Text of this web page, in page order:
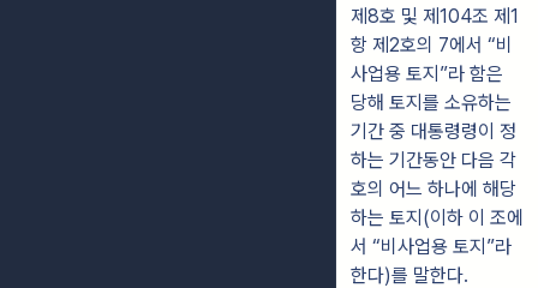
제8호 및 제104조 제1
항 제2호의 7에서 “비
사업용 토지”라 함은
당해 토지를 소유하는
기간 중 대통령령이 정
하는 기간동안 다음 각
호의 어느 하나에 해당
하는 토지(이하 이 조에
서 “비사업용 토지”라
한다)를 말한다.